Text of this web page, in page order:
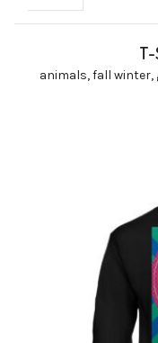
T-
animals,fall winter,